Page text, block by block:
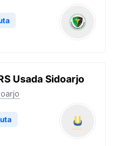
Usada Sidoarjo